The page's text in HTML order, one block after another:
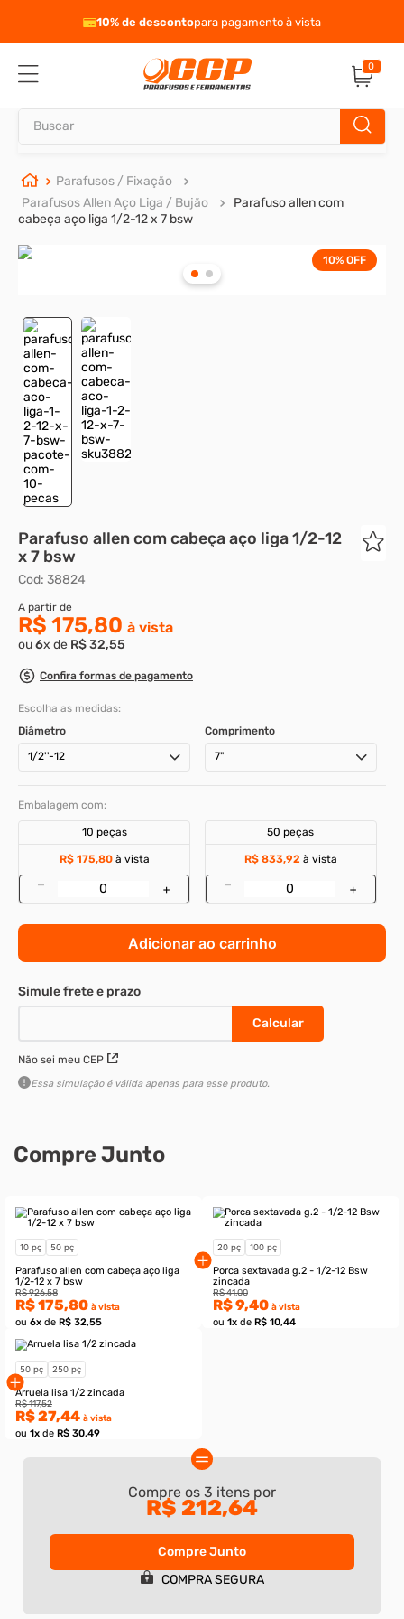
10% de descontopara pagamento à vista
0
Parafusos / Fixação
Parafusos Allen Aço Liga / Bujão
Parafuso allen com
cabeça aço liga 1/2-12 x 7 bsw
10% OFF
Parafuso allen com cabeça aço liga 1/2-12
x 7 bsw
Cod: 38824
R$ 175,80
ou6x de R$32,55
Confira formas de pagamento
Escolha as medidas:
Diâmetro
1/2''-12
Comprimento
7"
Embalagem com:
10 peças
R$ 175,80à vista
– +
50 peças
R$ 833,92 à vista
– +
Adicionar ao carrinho
Não sei meu CEP
Essa simulação é válida apenas para esse produto.
Compre Junto
Parafuso allen com cabeça aço liga
Compre os 3 itens por
R$ 212,64
Compre Junto
COMPRA SEGURA
TERMOS MAIS BUSCADOS
1º
parafuso allen
5º
arruela
6º
rodizio
7º
parafuso madeira
8º
9º
10º